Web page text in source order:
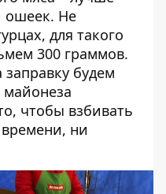
ошеек. Не
для такого
300 граммов.
будем
майонеза
чтобы взбивать
времени, ни